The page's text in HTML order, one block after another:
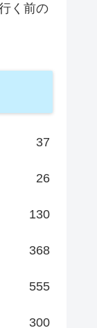
く前の
37
26
130
368
555
300